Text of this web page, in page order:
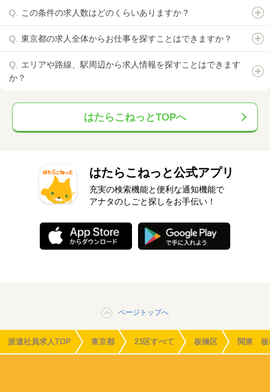
この条件の求人数はどのくらいありますか？
東京都の求人全体からお仕事を探すことはできますか？
エリアや路線、駅周辺から求人情報を探すことはできます
か？
はたらこねっとTOPへ
はたらこねっと公式アプリ
充実の検索機能と便利な通知機能で
アナタのしごと探しをお手伝い！
ページトップへ
派遣社員求人TOP 東京都 23区すべて 板橋区 関東 板